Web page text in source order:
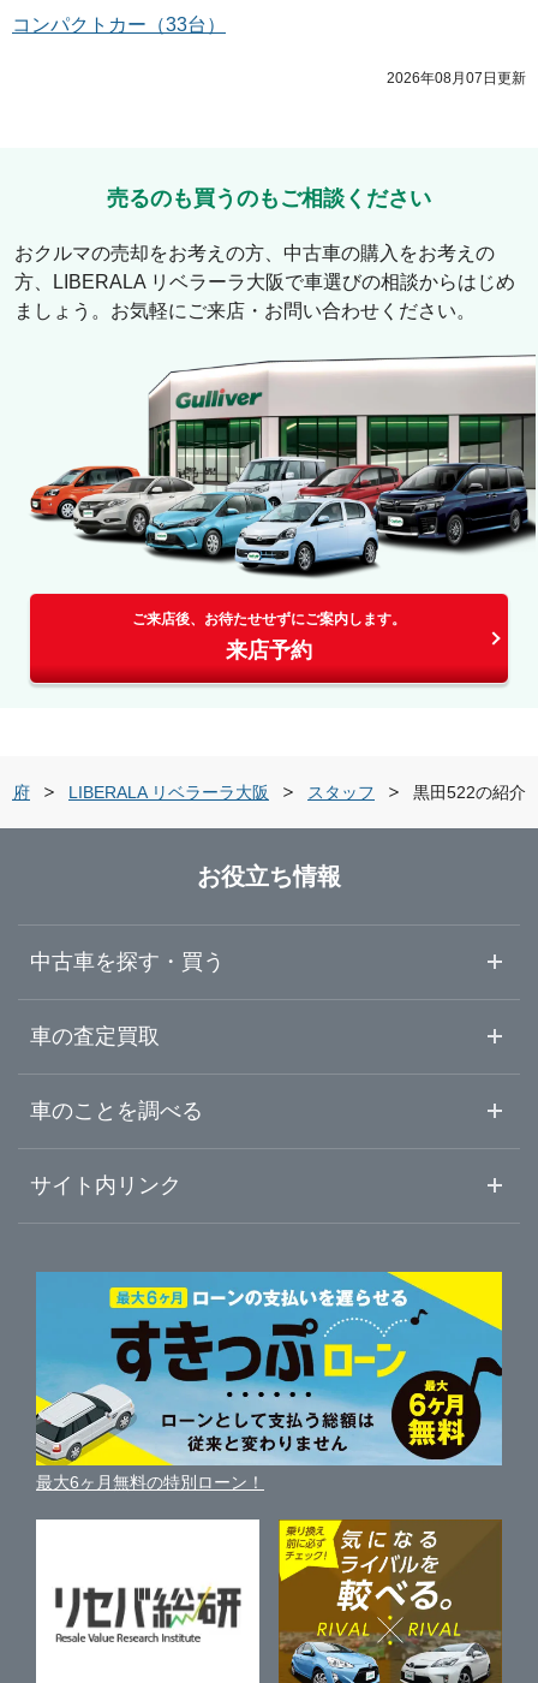
コンパクトカー （33台）
2026年08月07日 更新
売るのも買うのもご相談ください
おクルマの売却をお考えの方、中古車の購入をお考えの
方、
LIBERALA リベラーラ大阪で車選びの相談からはじめ
ましょう。お気軽にご来店・お問い合わせください。
ご来店後、お待たせせずにご案内します。
来店予約
府 LIBERALA リベラーラ大阪 スタッフ 黒田522の紹介
お役立ち情報
中古車を探す・買う
中古車情報・中古車検索
初めての中古車購入ガイド
中古車人気ランキング
自動車ローンを調べる
ガリバーの自動車ローン
車買い替えの基礎知識
近くのお店で車を探す
車の査定買取
車査定・車買取ならガリバー
ガリバーの査定が選ばれる理由
車を売る時よくある質問
便利な査定サービス
中古車買取相場（毎月更新）
車の個人売買ガイド
車のことを調べる
車初心者まとめ
新車・中古車カタログ
車の燃費を調べる
車種別クチコミ
車比較サイト
サイト内リンク
サイトマップ
サイトの使用条件
利用規約
保険代理店業務に関する基本方針
古物営業法に基づく表示
最大6ヶ月無料の特別ローン！